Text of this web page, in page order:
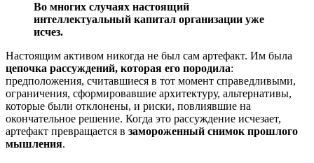
Во многих случаях настоящий
интеллектуальный капитал организации уже
исчез.
Настоящим активом никогда не был сам артефакт. Им была
цепочка рассуждений, которая его породила:
предположения, считавшиеся в тот момент справедливыми,
ограничения, сформировавшие архитектуру, альтернативы,
которые были отклонены, и риски, повлиявшие на
окончательное решение. Когда это рассуждение исчезает,
артефакт превращается в замороженный снимок прошлого
мышления.